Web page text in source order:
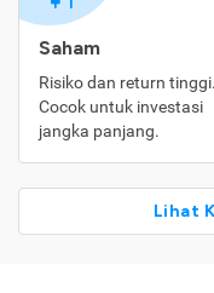
Saham
Risiko dan return tinggi.
Cocok untuk investasi
jangka panjang.
Lihat